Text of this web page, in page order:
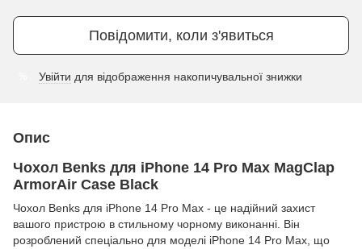
Повідомити, коли з'явиться
Увійти для відображення накопичувальної знижки
Опис
Чохол Benks для iPhone 14 Pro Max MagClap
ArmorAir Case Black
Чохол Benks для iPhone 14 Pro Max - це надійний захист
вашого пристрою в стильному чорному виконанні. Він
розроблений спеціально для моделі iPhone 14 Pro Max, що